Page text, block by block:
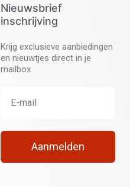
Nieuwsbrief
inschrijving
Krijg exclusieve aanbiedingen
en nieuwtjes direct in je
mailbox
Aanmelden